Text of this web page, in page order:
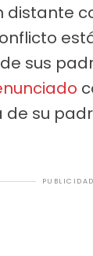
distante
sus
su
PUBLICIDAD